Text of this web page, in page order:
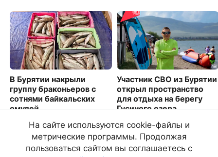
В Бурятии накрыли
группу браконьеров с
сотнями байкальских
омулей
5833
Участник СВО из Бурятии
открыл пространство
для отдыха на берегу
Гусиного озера
2906
На сайте используются cookie-файлы и
метрические программы. Продолжая
пользоваться сайтом вы соглашаетесь с